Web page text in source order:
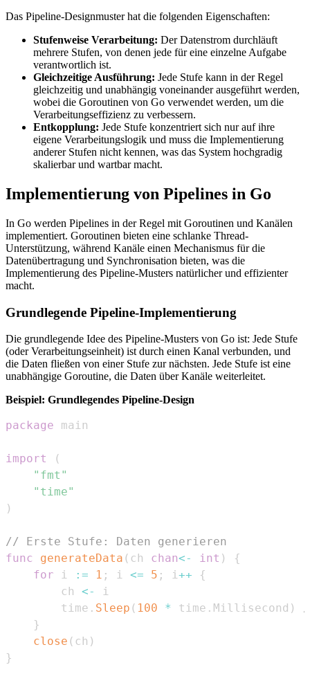
Das Pipeline-Designmuster hat die folgenden Eigenschaften:
Stufenweise Verarbeitung: Der Datenstrom durchläuft
mehrere Stufen, von denen jede für eine einzelne Aufgabe
verantwortlich ist.
Gleichzeitige Ausführung: Jede Stufe kann in der Regel
gleichzeitig und unabhängig voneinander ausgeführt werden,
wobei die Goroutinen von Go verwendet werden, um die
Verarbeitungseffizienz zu verbessern.
Entkopplung: Jede Stufe konzentriert sich nur auf ihre
eigene Verarbeitungslogik und muss die Implementierung
anderer Stufen nicht kennen, was das System hochgradig
skalierbar und wartbar macht.
Implementierung von Pipelines in Go
In Go werden Pipelines in der Regel mit Goroutinen und Kanälen
implementiert. Goroutinen bieten eine schlanke Thread-
Unterstützung, während Kanäle einen Mechanismus für die
Datenübertragung und Synchronisation bieten, was die
Implementierung des Pipeline-Musters natürlicher und effizienter
macht.
Grundlegende Pipeline-Implementierung
Die grundlegende Idee des Pipeline-Musters von Go ist: Jede Stufe
(oder Verarbeitungseinheit) ist durch einen Kanal verbunden, und
die Daten fließen von einer Stufe zur nächsten. Jede Stufe ist eine
unabhängige Goroutine, die Daten über Kanäle weiterleitet.
Beispiel: Grundlegendes Pipeline-Design
package
import
(
"fmt"
"time"
)
// Erste Stufe: Daten generieren
func
generateData ( ch chan<- int )
{
for i := 1 ; i <= 5 ; i++
{
        ch
<-
        time
. Sleep ( 100 * time . Millisecond )
}
close ( ch )
}